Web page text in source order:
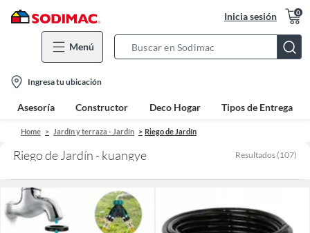
Inicia sesión 0
Menú
Bar
location-
icon
Ingresa tu ubicación
Asesoría Constructor Deco Hogar Tipos de Entrega
Home Jardín y terraza - Jardín Riego de Jardín
Riego de Jardín - kuangye Resultados (107)